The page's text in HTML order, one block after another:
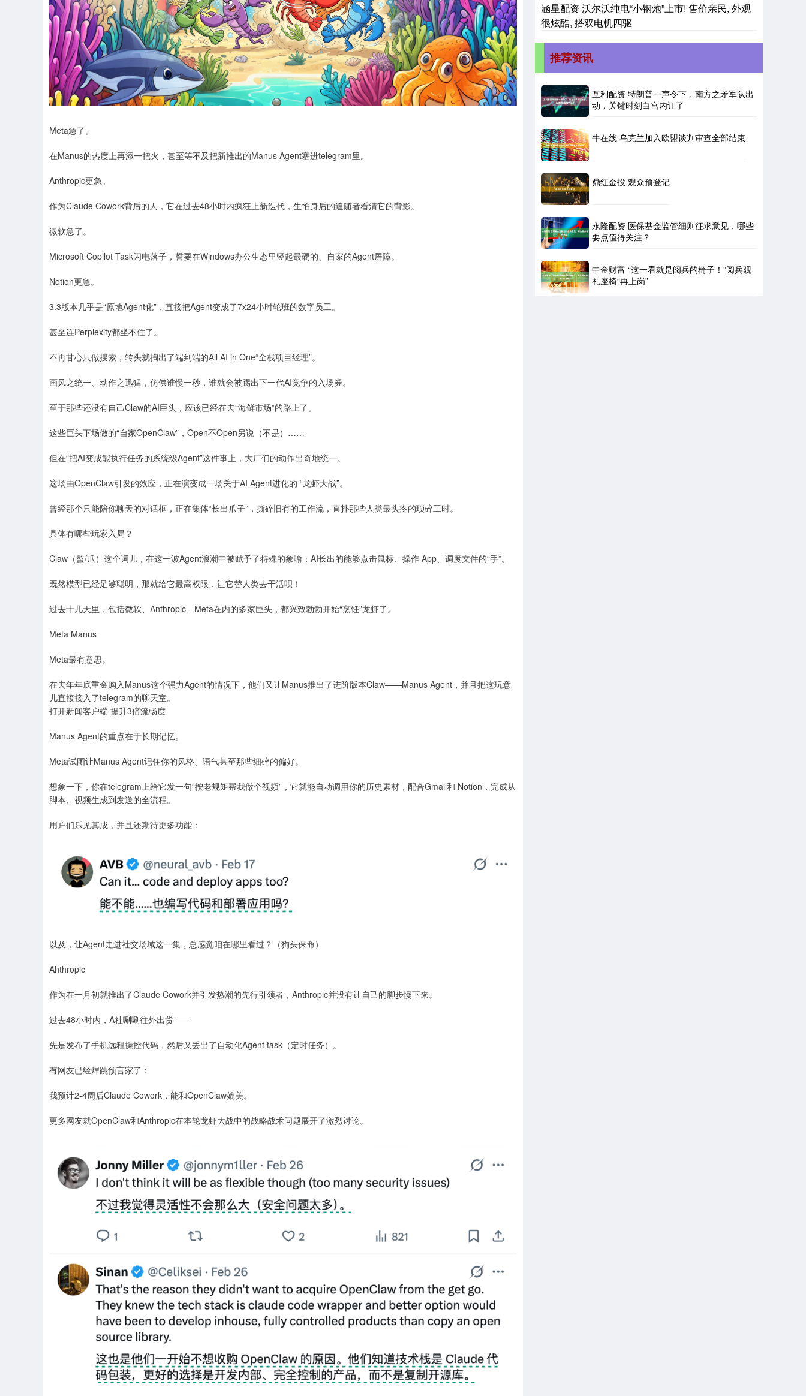
Meta急了。
在Manus的热度上再添一把火，甚至等不及把新推出的Manus Agent塞进telegram里。
Anthropic更急。
作为Claude Cowork背后的人，它在过去48小时内疯狂上新迭代，生怕身后的追随者看清它的背影。
微软急了。
Microsoft Copilot Task闪电落子，誓要在Windows办公生态里竖起最硬的、自家的Agent屏障。
Notion更急。
3.3版本几乎是“原地Agent化”，直接把Agent变成了7x24小时轮班的数字员工。
甚至连Perplexity都坐不住了。
不再甘心只做搜索，转头就掏出了端到端的All AI in One“全栈项目经理”。
画风之统一、动作之迅猛，仿佛谁慢一秒，谁就会被踢出下一代AI竞争的入场券。
至于那些还没有自己Claw的AI巨头，应该已经在去“海鲜市场”的路上了。
这些巨头下场做的“自家OpenClaw”，Open不Open另说（不是）……
但在“把AI变成能执行任务的系统级Agent”这件事上，大厂们的动作出奇地统一。
这场由OpenClaw引发的效应，正在演变成一场关于AI Agent进化的 “龙虾大战”。
曾经那个只能陪你聊天的对话框，正在集体“长出爪子”，撕碎旧有的工作流，直扑那些人类最头疼的琐碎工时。
具体有哪些玩家入局？
Claw（螯/爪）这个词儿，在这一波Agent浪潮中被赋予了特殊的象喻：AI长出的能够点击鼠标、操作 App、调度文件的“手”。
既然模型已经足够聪明，那就给它最高权限，让它替人类去干活呗！
过去十几天里，包括微软、Anthropic、Meta在内的多家巨头，都兴致勃勃开始“烹饪”龙虾了。
Meta Manus
Meta最有意思。
在去年年底重金购入Manus这个强力Agent的情况下，他们又让Manus推出了进阶版本Claw——Manus Agent，并且把这玩意
儿直接接入了telegram的聊天室。
打开新闻客户端 提升3倍流畅度
Manus Agent的重点在于长期记忆。
Meta试图让Manus Agent记住你的风格、语气甚至那些细碎的偏好。
想象一下，你在telegram上给它发一句“按老规矩帮我做个视频”，它就能自动调用你的历史素材，配合Gmail和 Notion，完成从
脚本、视频生成到发送的全流程。
用户们乐见其成，并且还期待更多功能：
以及，让Agent走进社交场域这一集，总感觉咱在哪里看过？（狗头保命）
Ahthropic
作为在一月初就推出了Claude Cowork并引发热潮的先行引领者，Anthropic并没有让自己的脚步慢下来。
过去48小时内，A社唰唰往外出货——
先是发布了手机远程操控代码，然后又丢出了自动化Agent task（定时任务）。
有网友已经焊跳预言家了：
我预计2-4周后Claude Cowork，能和OpenClaw媲美。
更多网友就OpenClaw和Anthropic在本轮龙虾大战中的战略战术问题展开了激烈讨论。
涵星配资 沃尔沃纯电“小钢炮”上市! 售价亲民, 外观
很炫酷, 搭双电机四驱
推荐资讯
互利配资 特朗普一声令下，南方之矛军队出
动，关键时刻白宫内讧了
牛在线 乌克兰加入欧盟谈判审查全部结束
鼎红金投 观众预登记
永隆配资 医保基金监管细则征求意见，哪些
要点值得关注？
中金财富 “这一看就是阅兵的椅子！”阅兵观
礼座椅“再上岗”